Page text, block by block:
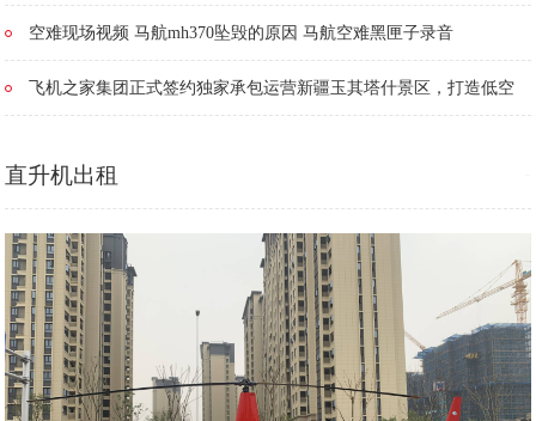
空难现场视频 马航mh370坠毁的原因 马航空难黑匣子录音
2016-03-10
飞机之家集团正式签约独家承包运营新疆玉其塔什景区，打造低空
直升机出租